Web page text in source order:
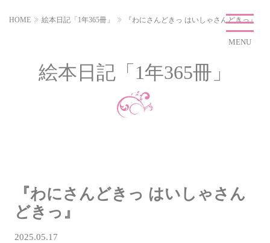
MENU
HOME 絵本日記「1年365冊」 『わにさんどきっ はいしゃさんどきっ』
絵本日記「1年365冊」
『わにさんどきっ はいしゃさん
どきっ』
2025.05.17